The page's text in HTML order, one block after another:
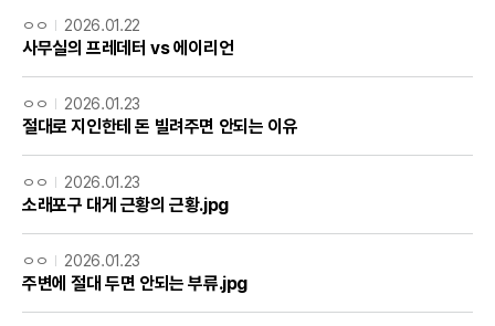
ㅇㅇ 2026.01.22
사무실의 프레데터 vs 에이리언
ㅇㅇ 2026.01.23
절대로 지인한테 돈 빌려주면 안되는 이유
ㅇㅇ 2026.01.23
소래포구 대게 근황의 근황.jpg
ㅇㅇ 2026.01.23
주변에 절대 두면 안되는 부류.jpg